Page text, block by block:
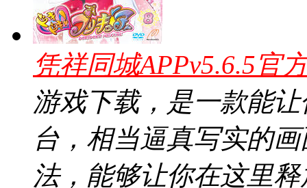
凭祥同城APPv5.6.5官
游戏下载，是一款能
台，相当逼真写实的
法，能够让你在这里